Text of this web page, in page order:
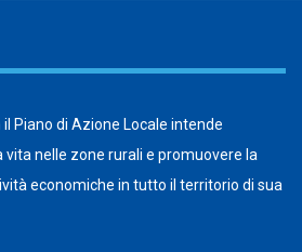
Piano di Azione Locale intende
nelle zone rurali e promuovere la
economiche in tutto il territorio di sua